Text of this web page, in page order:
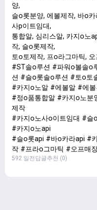
양,
슬o롯분양, 에볼제작, 바o
사p이트임대,
통합알, 심리스알, 카지o노
작, 슬o롯제작,
토o토제작, 프o라그마틱,
#ST솔o루션 #파워o볼솔o
션 #슬o롯솔o루션 #토o토
#카지o노알 #에볼알 #에
#정o품통합알 #카지o노
제작
#카지o노사o이트임대 #슬
#카지o노api
#슬o롯api #바o카라api #
작 #프라o그마틱 #오프매
592 일전 답글추천 (0)